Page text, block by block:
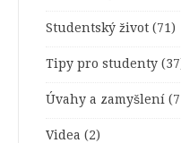
Studentský život (71)
Tipy pro studenty
Úvahy a zamyšlení
Videa (2)